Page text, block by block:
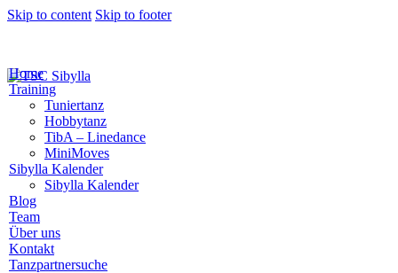
Skip to content Skip to footer
Home
Training
Tuniertanz
Hobbytanz
TibA – Linedance
MiniMoves
Sibylla Kalender
Sibylla Kalender
Blog
Team
Über uns
Kontakt
Tanzpartnersuche